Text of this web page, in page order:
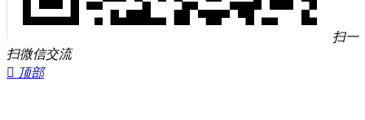
扫一
扫微信交流
 顶部